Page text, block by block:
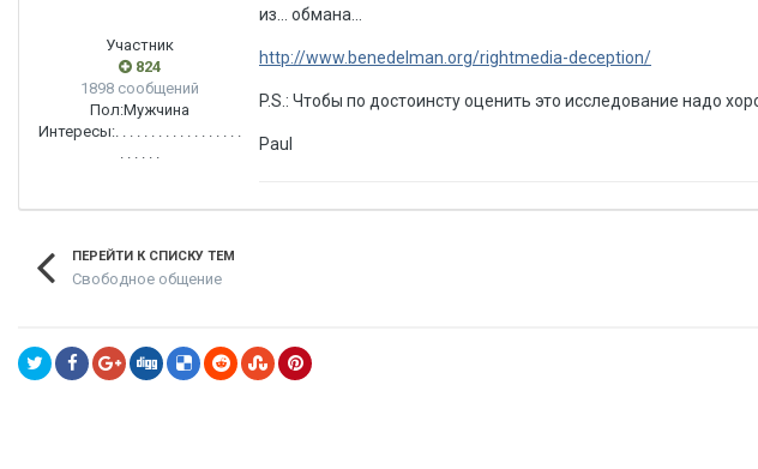
Участник
824
1898 сообщений
Пол:Мужчина
Интересы:. . . . . . . . . . . . . . . . . .
. . . . . .
из... обмана...
http://www.benedelman.org/rightmedia-deception/
P.S.: Чтобы по достоинсту оценить это исследование надо
Paul
ПЕРЕЙТИ К СПИСКУ ТЕМ
Свободное общение